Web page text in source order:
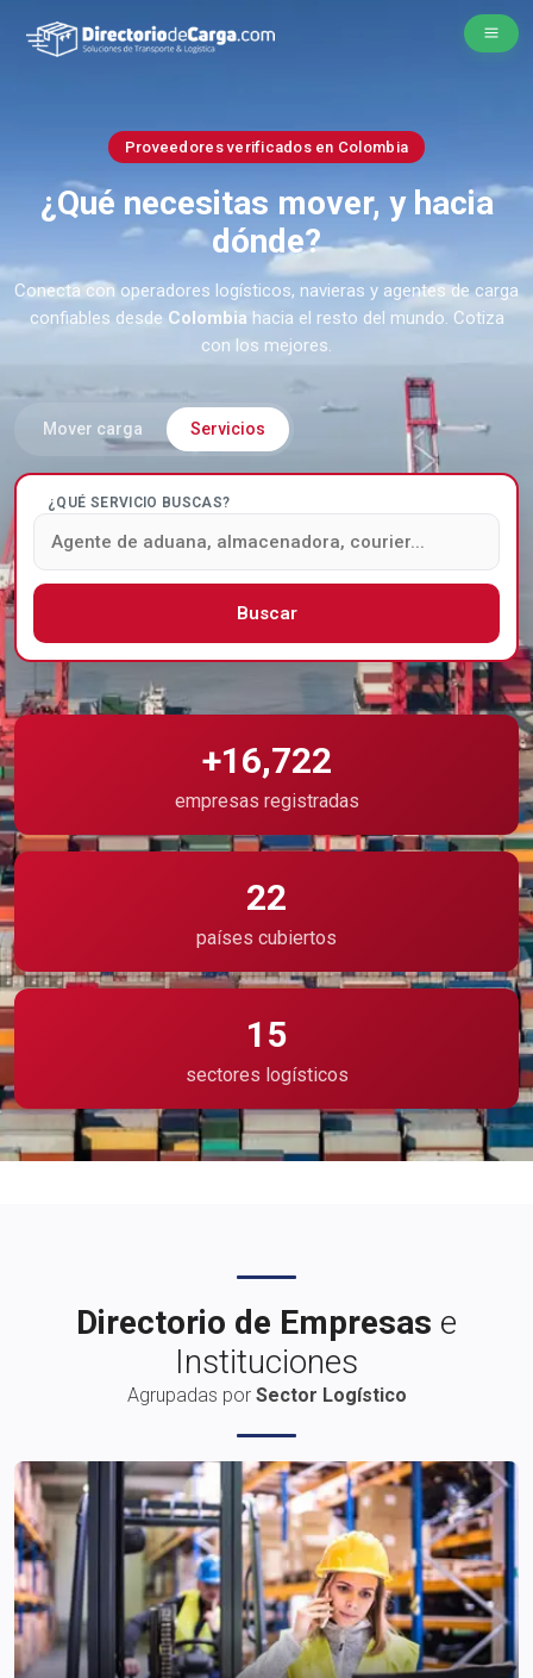
Proveedores verificados en Colombia
¿Qué necesitas mover, y hacia
dónde?
Conecta con operadores logísticos, navieras y agentes de carga
confiables desde Colombia hacia el resto del mundo. Cotiza
con los mejores.
Mover carga Servicios
¿QUÉ SERVICIO BUSCAS?
Buscar
+16,722
empresas registradas
22
países cubiertos
15
sectores logísticos
Directorio de Empresas e
Instituciones
Agrupadas por Sector Logístico